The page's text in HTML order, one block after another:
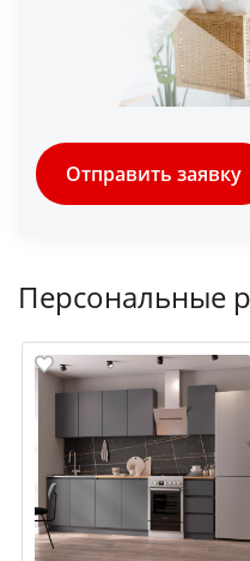
Отправить заявку
Персональные